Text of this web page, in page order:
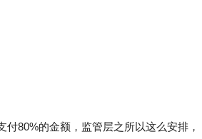
80%的金额，监管层之所以这么安排，